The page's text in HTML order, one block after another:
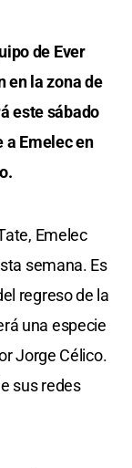
de Ever
en la zona de
este sábado
a Emelec en
Emelec
semana. Es
regreso de la
una especie
Jorge Célico.
sus redes